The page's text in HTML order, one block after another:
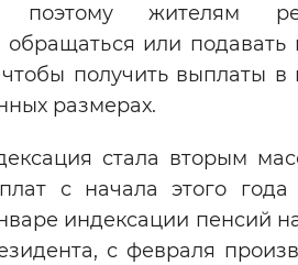
поэтому жителям
или подавать
получить выплаты в
размерах.
стала вторым
с начала этого года
индексации пенсий
с февраля